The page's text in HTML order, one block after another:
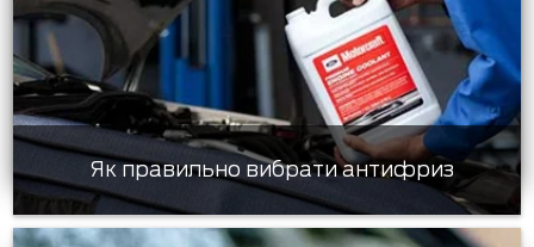
Як правильно вибрати антифриз